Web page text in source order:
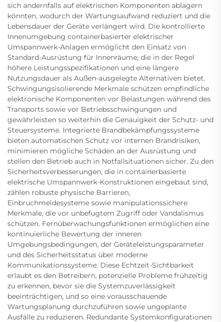
sich andernfalls auf elektrischen Komponenten ablagern
könnten, wodurch der Wartungsaufwand reduziert und die
Lebensdauer der Geräte verlängert wird. Die kontrollierte
Innenumgebung containerbasierter elektrischer
Umspannwerk-Anlagen ermöglicht den Einsatz von
Standard-Ausrüstung für Innenräume, die in der Regel
höhere Leistungsspezifikationen und eine längere
Nutzungsdauer als Außen-ausgelegte Alternativen bietet.
Schwingungsisolierende Merkmale schützen empfindliche
elektronische Komponenten vor Belastungen während des
Transports sowie vor Betriebsschwingungen und
gewährleisten so weiterhin die Genauigkeit der Schutz- und
Steuersysteme. Integrierte Brandbekämpfungssysteme
bieten automatischen Schutz vor internen Brandrisiken,
minimieren mögliche Schäden an der Ausrüstung und
stellen den Betrieb auch in Notfallsituationen sicher. Zu den
Sicherheitsverbesserungen, die in containerbasierte
elektrische Umspannwerk-Konstruktionen eingebaut sind,
zählen robuste physische Barrieren,
Einbruchmeldesysteme sowie manipulationssichere
Merkmale, die vor unbefugtem Zugriff oder Vandalismus
schützen. Fernüberwachungsfunktionen ermöglichen eine
kontinuierliche Bewertung der inneren
Umgebungsbedingungen, der Geräteleistungsparameter
und des Sicherheitsstatus über moderne
Kommunikationssysteme. Diese Echtzeit-Sichtbarkeit
erlaubt es den Betreibern, potenzielle Probleme frühzeitig
zu erkennen, bevor sie die Systemzuverlässigkeit
beeinträchtigen, und so eine vorausschauende
Wartungsplanung durchzuführen sowie ungeplante
Ausfälle zu reduzieren. Redundante Systemkonfigurationen